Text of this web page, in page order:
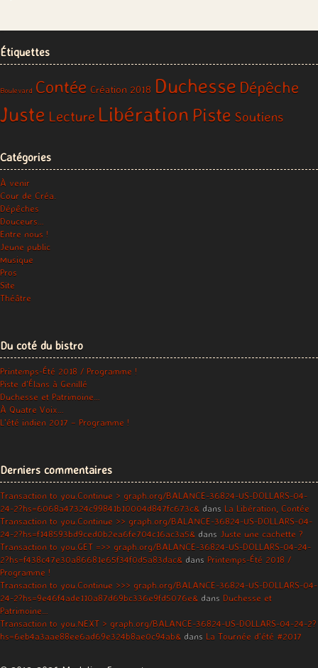
Étiquettes
Boulevard Contée Création 2018 Duchesse Dépêche
Juste Lecture Libération Piste Soutiens
Catégories
À venir
Cour de Créa.
Dépêches
Douceurs…
Entre nous !
Jeune public
Musique
Pros
Site
Théâtre
Du coté du bistro
Printemps-Été 2018 / Programme !
Piste d’Élans à Genillé
Duchesse et Patrimoine…
À Quatre Voix…
L’été indien 2017 – Programme !
Derniers commentaires
Transaction to you.Continue > graph.org/BALANCE-36824-US-DOLLARS-04-
24-2?hs=6068a47324c99841b10004d847fc673c& dans La Libération, Contée
Transaction to you.Continue >> graph.org/BALANCE-36824-US-DOLLARS-04-
24-2?hs=f148593bd9ced0b2ea6fe704c16ac3a5& dans Juste une cachette ?
Transaction to you.GET =>> graph.org/BALANCE-36824-US-DOLLARS-04-24-
2?hs=f438c47e30a86681e65f34f0d5a83dac& dans Printemps-Été 2018 /
Programme !
Transaction to you.Continue >>> graph.org/BALANCE-36824-US-DOLLARS-04-
24-2?hs=9e46f4ade110a87d69bc336e9fd5076e& dans Duchesse et
Patrimoine…
Transaction to you.NEXT > graph.org/BALANCE-36824-US-DOLLARS-04-24-2?
hs=6eb4a3aae88ee6ad69e324b8ae0c94ab& dans La Tournée d’été #2017